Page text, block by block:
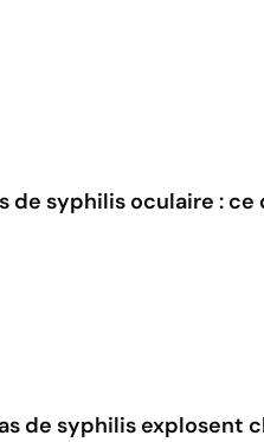
de syphilis oculaire :
de syphilis explosent